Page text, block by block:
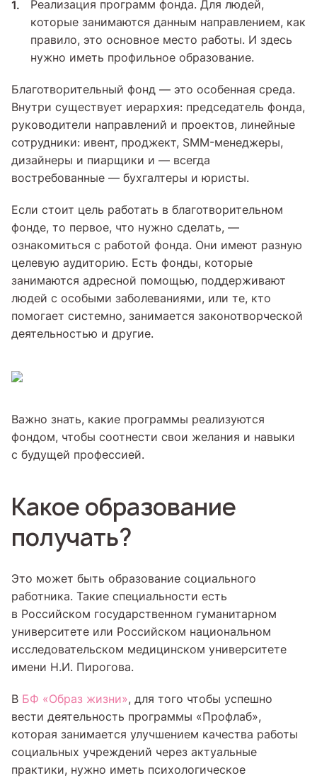
Реализация программ фонда. Для людей,
которые занимаются данным направлением, как
правило, это основное место работы. И здесь
нужно иметь профильное образование.
Благотворительный фонд — это особенная среда.
Внутри существует иерархия: председатель фонда,
руководители направлений и проектов, линейные
сотрудники: ивент, проджект, SMM-менеджеры,
дизайнеры и пиарщики и — всегда
востребованные — бухгалтеры и юристы.
Если стоит цель работать в благотворительном
фонде, то первое, что нужно сделать, —
ознакомиться с работой фонда. Они имеют разную
целевую аудиторию. Есть фонды, которые
занимаются адресной помощью, поддерживают
людей с особыми заболеваниями, или те, кто
помогает системно, занимается законотворческой
деятельностью и другие.
Важно знать, какие программы реализуются
фондом, чтобы соотнести свои желания и навыки
с будущей профессией.
Какое образование
получать?
Это может быть образование социального
работника. Такие специальности есть
в Российском государственном гуманитарном
университете или Российском национальном
исследовательском медицинском университете
имени Н.И. Пирогова.
В БФ «Образ жизни», для того чтобы успешно
вести деятельность программы «Профлаб»,
которая занимается улучшением качества работы
социальных учреждений через актуальные
практики, нужно иметь психологическое